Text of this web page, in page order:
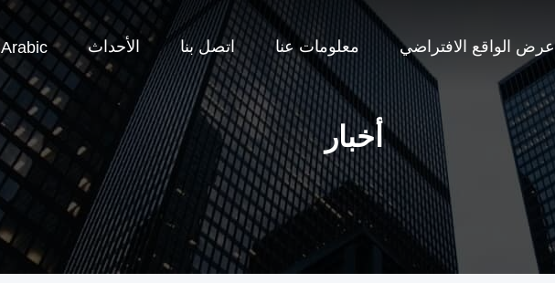
عرض الواقع الافتراضي معلومات عنا اتصل بنا الأحداث Arabic
أخبار